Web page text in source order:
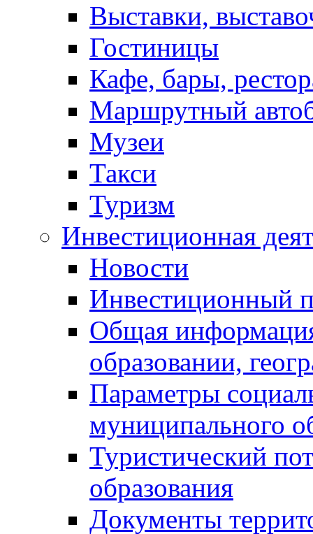
Выставки,
Гостиницы
Кафе, бары,
Маршрутный
Музеи
Такси
Туризм
Инвестиционная
Новости
Инвестиционный
Общая
образовании,
Параметры
муниципального
Туристический
образования
Документы